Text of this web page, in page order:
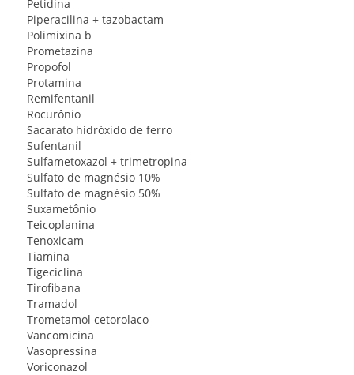
Petidina
Piperacilina + tazobactam
Polimixina b
Prometazina
Propofol
Protamina
Remifentanil
Rocurônio
Sacarato hidróxido de ferro
Sufentanil
Sulfametoxazol + trimetropina
Sulfato de magnésio 10%
Sulfato de magnésio 50%
Suxametônio
Teicoplanina
Tenoxicam
Tiamina
Tigeciclina
Tirofibana
Tramadol
Trometamol cetorolaco
Vancomicina
Vasopressina
Voriconazol